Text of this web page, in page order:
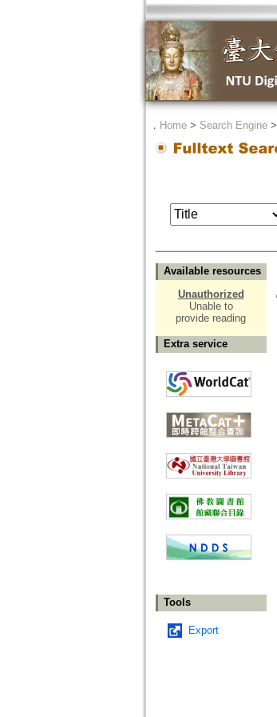
． Home> Search Engine>
Available resources
Unauthorized
Unable to
provide reading
Extra service
Tools
Export